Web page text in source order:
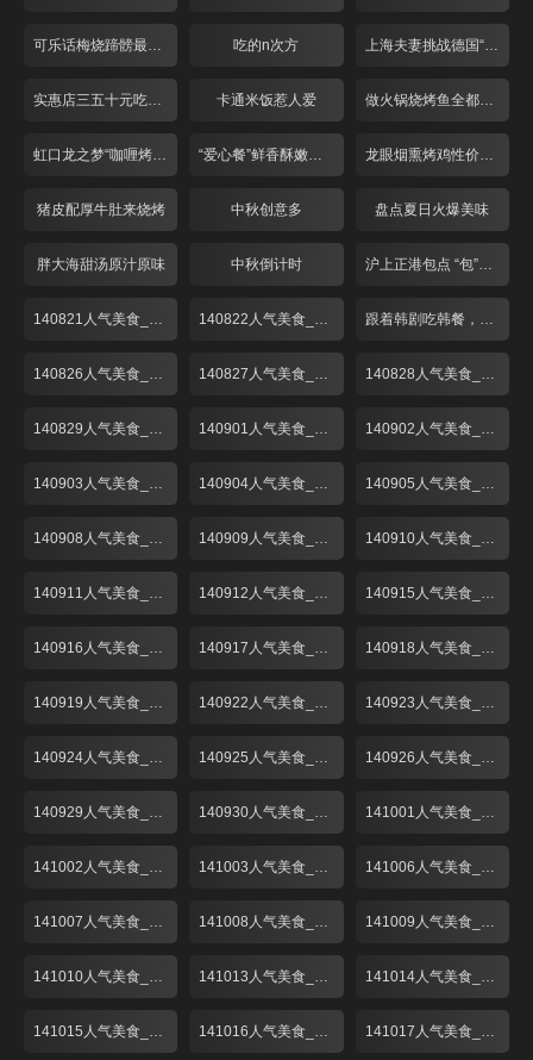
可乐话梅烧蹄髈最开胃 吃的n次方 上海夫妻挑战德国“咸猪手”
实惠店三五十元吃牛排 卡通米饭惹人爱 做火锅烧烤鱼全都不用水？
虹口龙之梦“咖喱烤鱼” “爱心餐”鲜香酥嫩啤酒鸭 龙眼烟熏烤鸡性价比超高
猪皮配厚牛肚来烧烤 中秋创意多 盘点夏日火爆美味
胖大海甜汤原汁原味 中秋倒计时 沪上正港包点 “包”你喜欢
140821人气美食_001 140822人气美食_001 跟着韩剧吃韩餐，解锁时下最in美食“部队锅”
140826人气美食_001 140827人气美食_001 140828人气美食_001
140829人气美食_001 140901人气美食_001 140902人气美食_001
140903人气美食_001 140904人气美食_001 140905人气美食_001
140908人气美食_001 140909人气美食_001 140910人气美食_001
140911人气美食_001 140912人气美食_001 140915人气美食_001
140916人气美食_001 140917人气美食_001 140918人气美食_001
140919人气美食_001 140922人气美食_001 140923人气美食_001
140924人气美食_001 140925人气美食_001 140926人气美食_001
140929人气美食_001 140930人气美食_001 141001人气美食_001
141002人气美食_001 141003人气美食_001 141006人气美食_001
141007人气美食_001 141008人气美食_001 141009人气美食_001
141010人气美食_001 141013人气美食_001 141014人气美食_001
141015人气美食_001 141016人气美食_001 141017人气美食_001